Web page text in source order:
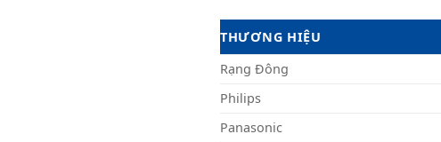
THƯƠNG HIỆU
Rạng Đông
Philips
Panasonic